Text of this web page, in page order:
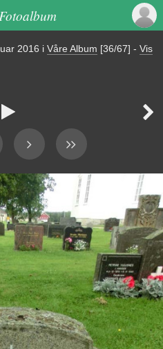
2016 i Våre Album [36/67] - Vis
 